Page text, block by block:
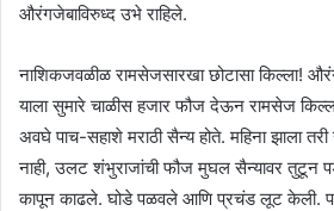
औरंगजेबाविरुध्द उभे राहिले.
नाशिकजवळीळ रामसेजसारखा छोटासा किल्ला!
याला सुमारे चाळीस हजार फौज देऊन रामसेज
अवघे पाच-सहाशे मराठी सैन्य होते. महिना झाला
नाही, उलट शंभुराजांची फौज मुघल सैन्यावर तुटून
कापून काढले. घोडे पळवले आणि प्रचंड लूट केली.